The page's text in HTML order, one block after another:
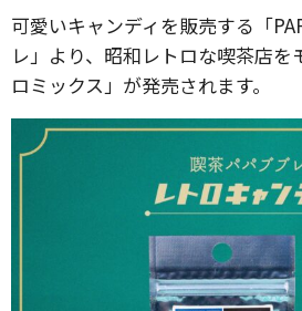
可愛いキャンディを販売する「
レ」より、昭和レトロな喫茶店を
ロミックス」が発売されます。